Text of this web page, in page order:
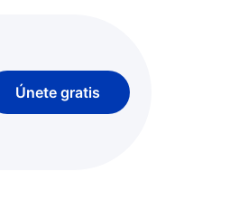
Únete gratis